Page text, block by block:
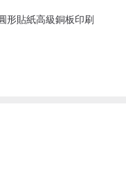
形貼紙高級銅板印刷